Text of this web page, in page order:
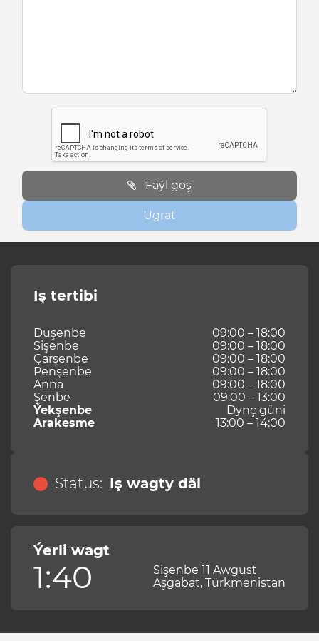
Faýl goş
Ugrat
Iş tertibi
Duşenbe
09:00 – 18:00
Sişenbe
09:00 – 18:00
Çarşenbe
09:00 – 18:00
Penşenbe
09:00 – 18:00
Anna
09:00 – 18:00
Şenbe
09:00 – 13:00
Ýekşenbe
Dynç güni
Arakesme
13:00 – 14:00
Status: Iş wagty däl
Ýerli wagt
1:40
Sişenbe 11 Awgust
Aşgabat, Türkmenistan